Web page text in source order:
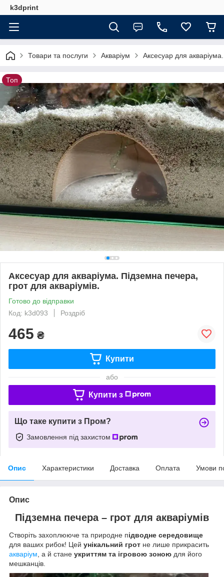
k3dprint
Товари та послуги Акваріум Аксесуар для
Топ
Аксесуар для акваріума. Підземна печера,
грот для акваріумів.
Готово до відправки
Код: k3d093
Роздріб
465 ₴
Купити
або
Купити з
Що таке купити з Пром?
Замовлення під захистом
Опис Характеристики Доставка Оплата Умови
Опис
Підземна печера – грот для акваріумів
Створіть захоплююче та природне підводне середовище
для ваших рибок! Цей унікальний грот не лише прикрасить
акваріум, а й стане укриттям та ігровою зоною для його
мешканців.